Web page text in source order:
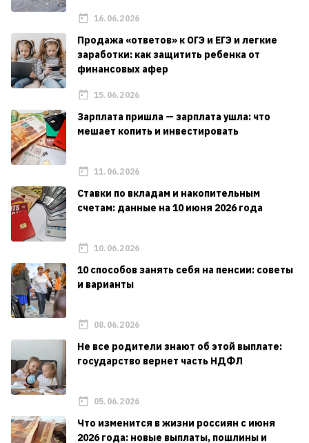
16.06.2026
Продажа «ответов» к ОГЭ и ЕГЭ и легкие
заработки: как защитить ребенка от
финансовых афер
15.06.2026
Зарплата пришла — зарплата ушла: что
мешает копить и инвестировать
11.06.2026
Ставки по вкладам и накопительным
счетам: данные на 10 июня 2026 года
10.06.2026
10 способов занять себя на пенсии: советы
и варианты
08.06.2026
Не все родители знают об этой выплате:
государство вернет часть НДФЛ
05.06.2026
Что изменится в жизни россиян с июня
2026 года: новые выплаты, пошлины и